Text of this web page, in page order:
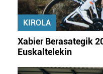
KIROLA
Xabier Berasategik
Euskaltelekin